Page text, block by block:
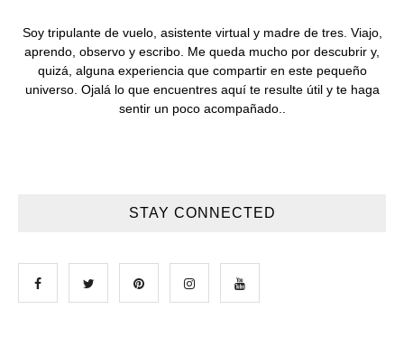
Soy tripulante de vuelo, asistente virtual y madre de tres. Viajo,
aprendo, observo y escribo. Me queda mucho por descubrir y,
quizá, alguna experiencia que compartir en este pequeño
universo. Ojalá lo que encuentres aquí te resulte útil y te haga
sentir un poco acompañado..
STAY CONNECTED